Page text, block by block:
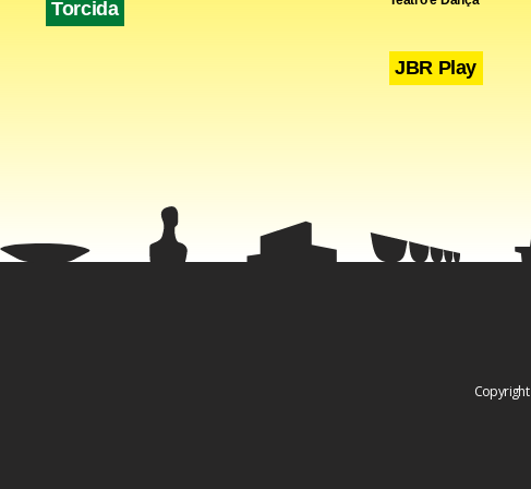
Nogueira foi
Torcida
JBR Play